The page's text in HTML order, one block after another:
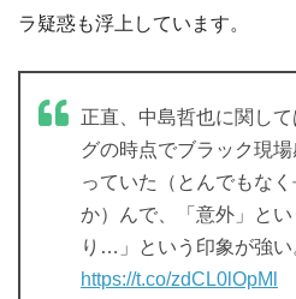
ラ疑惑も浮上しています。
正直、中島哲也に関し
グの時点でブラック現
っていた（とんでもな
か）んで、「意外」と
り…」という印象が強い
https://t.co/zdCL0lOpMl